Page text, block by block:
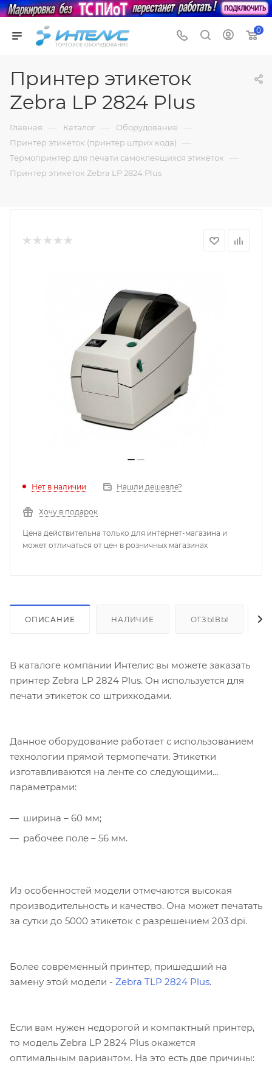
0
Принтер этикеток
Zebra LP 2824 Plus
Главная — Каталог — Оборудование —
Принтер этикеток (принтер штрих кода) —
Термопринтер для печати самоклеящихся этикеток —
Принтер этикеток Zebra LP 2824 Plus
Нет в наличии Нашли дешевле?
Хочу в подарок
Цена действительна только для интернет-магазина и
может отличаться от цен в розничных магазинах
ОПИСАНИЕ НАЛИЧИЕ ОТЗЫВЫ
В каталоге компании Интелис вы можете заказать
принтер Zebra LP 2824 Plus. Он используется для
печати этикеток со штрихкодами.
Данное оборудование работает с использованием
технологии прямой термопечати. Этикетки
изготавливаются на ленте со следующими
параметрами:
ширина – 60 мм;
рабочее поле – 56 мм.
Из особенностей модели отмечаются высокая
производительность и качество. Она может печатать
за сутки до 5000 этикеток с разрешением 203 dpi.
Более современный принтер, пришедший на
замену этой модели - Zebra TLP 2824 Plus.
Если вам нужен недорогой и компактный принтер,
то модель Zebra LP 2824 Plus окажется
оптимальным вариантом. На это есть две причины: